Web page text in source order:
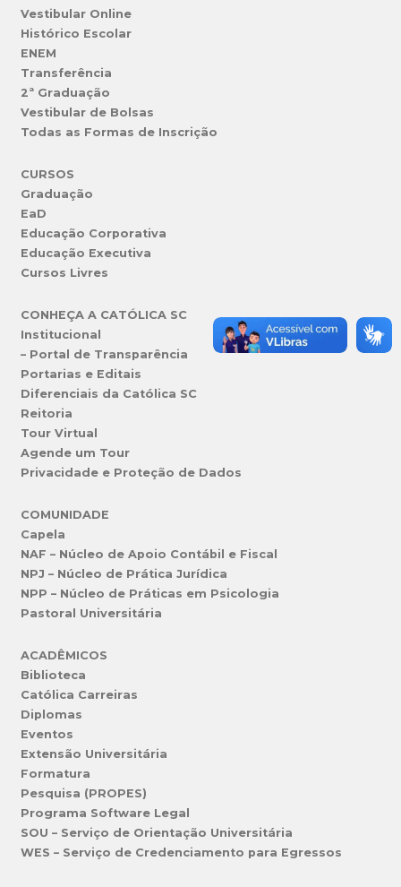
Vestibular Online
Histórico Escolar
ENEM
Transferência
2ª Graduação
Vestibular de Bolsas
Todas as Formas de Inscrição
CURSOS
Graduação
EaD
Educação Corporativa
Educação Executiva
Cursos Livres
CONHEÇA A CATÓLICA SC
Institucional
– Portal de Transparência
Portarias e Editais
Diferenciais da Católica SC
Reitoria
Tour Virtual
Agende um Tour
Privacidade e Proteção de Dados
COMUNIDADE
Capela
NAF – Núcleo de Apoio Contábil e Fiscal
NPJ – Núcleo de Prática Jurídica
NPP – Núcleo de Práticas em Psicologia
Pastoral Universitária
ACADÊMICOS
Biblioteca
Católica Carreiras
Diplomas
Eventos
Extensão Universitária
Formatura
Pesquisa (PROPES)
Programa Software Legal
SOU – Serviço de Orientação Universitária
WES – Serviço de Credenciamento para Egressos